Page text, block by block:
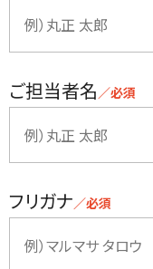
ご担当者名／必須
フリガナ／必須